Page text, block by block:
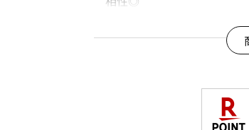
より、実際の色味と異な
洗濯機OK(ネット使用)